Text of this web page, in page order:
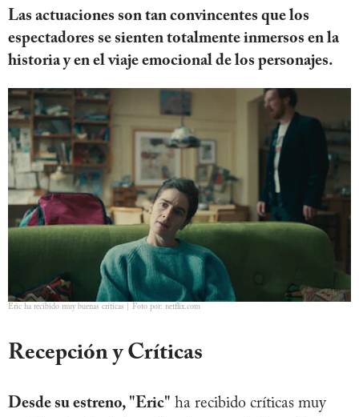
Las actuaciones son tan convincentes que los
espectadores se sienten totalmente inmersos en la
historia y en el viaje emocional de los personajes.
Eric ha recibido muy buenas críticas | Foto por: netflix.com
Recepción y Críticas
Desde su estreno, "Eric" ha recibido críticas muy